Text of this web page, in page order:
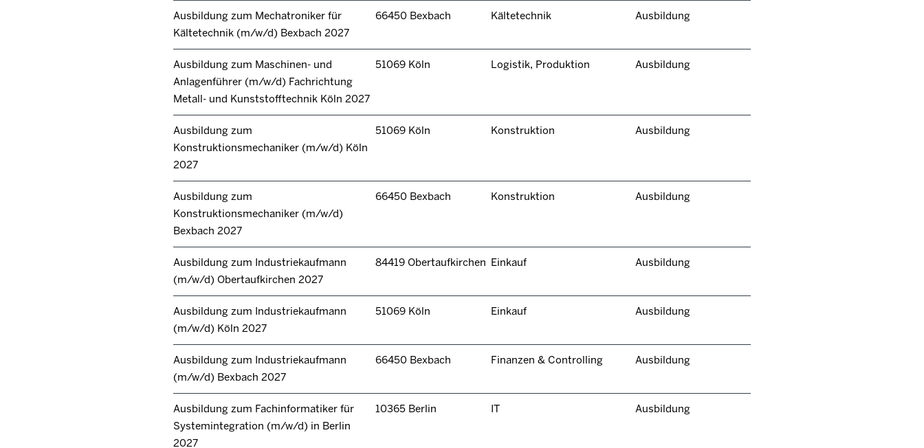
Ausbildung zum Mechatroniker für
Kältetechnik (m/w/d) Bexbach 2027
66450 Bexbach Kältetechnik Ausbildung
Ausbildung zum Maschinen- und
Anlagenführer (m/w/d) Fachrichtung
Metall- und Kunststofftechnik Köln 2027
51069 Köln Logistik, Produktion Ausbildung
Ausbildung zum
Konstruktionsmechaniker (m/w/d) Köln
2027
51069 Köln Konstruktion Ausbildung
Ausbildung zum
Konstruktionsmechaniker (m/w/d)
Bexbach 2027
66450 Bexbach Konstruktion Ausbildung
Ausbildung zum Industriekaufmann
(m/w/d) Obertaufkirchen 2027
84419 Obertaufkirchen Einkauf Ausbildung
Ausbildung zum Industriekaufmann
(m/w/d) Köln 2027
51069 Köln Einkauf Ausbildung
Ausbildung zum Industriekaufmann
(m/w/d) Bexbach 2027
66450 Bexbach Finanzen & Controlling Ausbildung
Ausbildung zum Fachinformatiker für
Systemintegration (m/w/d) in Berlin
2027
10365 Berlin IT Ausbildung